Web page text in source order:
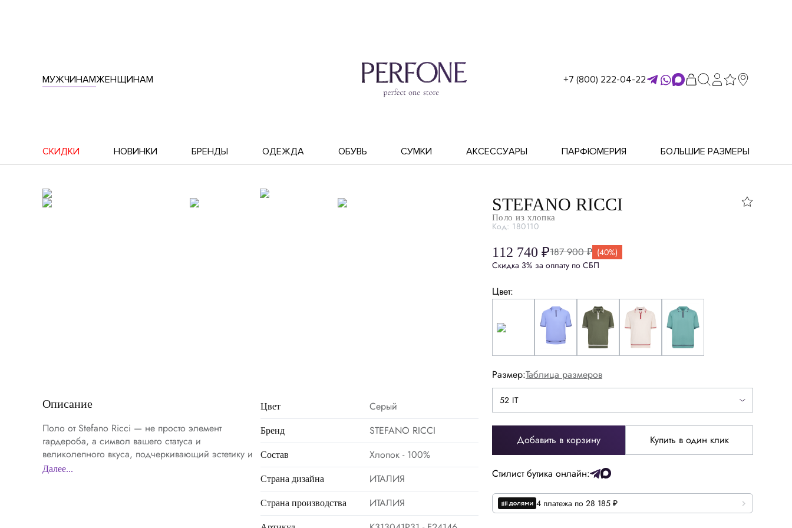
МУЖЧИНАМЖЕНЩИНАМ +7 (800) 222-04-22
СКИДКИ НОВИНКИ БРЕНДЫ ОДЕЖДА ОБУВЬ СУМКИ АКСЕССУАРЫ ПАРФЮМЕРИЯ БОЛЬШИЕ РАЗМЕРЫ
STEFANO RICCI
Поло из хлопка
Код: 180110
112 740 ₽187 900 ₽ (40%)
Скидка 3% за оплату по СБП
Цвет:
Размер:Таблица размеров
52 IT
52 IT
54 IT
56 IT
Добавить в корзину Купить в один клик
Стилист бутика онлайн:
4 платежа по 28 185 ₽
Описание
Поло от Stefano Ricci — не просто элемент
гардероба, а символ вашего статуса и
великолепного вкуса, подчеркивающий эстетику и
традиции итальянского стиля. Изготовленное из
Далее...
Цвет Серый
Бренд STEFANO RICCI
Состав Хлопок - 100%
Страна дизайна ИТАЛИЯ
Страна производства ИТАЛИЯ
44 46 48
56
58 60 62 64 66